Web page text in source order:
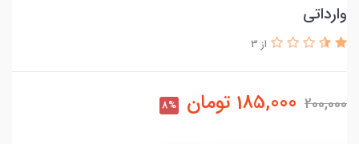
وارداتی
از 3
200,000
185,000 تومان 8%